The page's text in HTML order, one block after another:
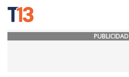
PUBLICIDAD